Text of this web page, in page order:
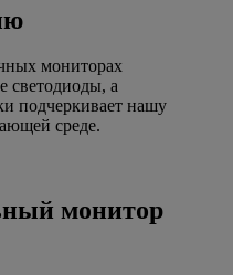
мониторах
светодиоды, а
подчеркивает нашу
среде.
монитор